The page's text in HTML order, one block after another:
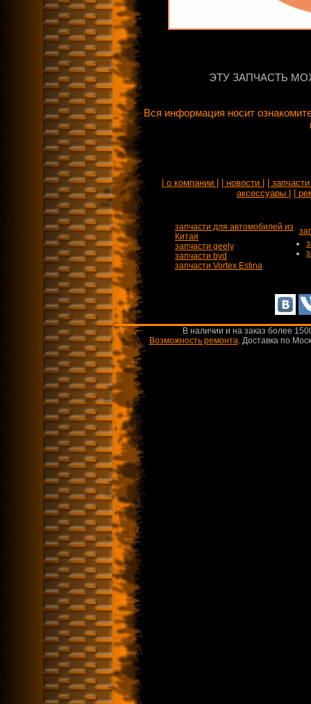
ЭТУ ЗАПЧАСТЬ
Вся информация носит
| о компании | | новости |
|
аксессуары |
|
запчасти для автомобилей из
Китая
запчасти geely
запчасти byd
запчасти Vortex Estina
В наличии и на заказ более
Возможность ремонта.Доставка по